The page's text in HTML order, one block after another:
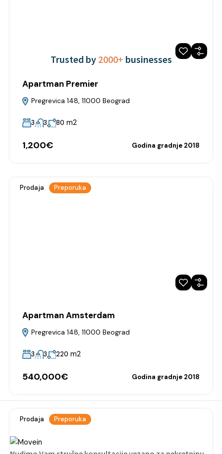
Apartman Premier
Pregrevica 148, 11000 Beograd
3 3 80 m2
1,200€ Godina gradnje 2018
Prodaja Preporuka
Apartman Amsterdam
Pregrevica 148, 11000 Beograd
3 3 220 m2
540,000€ Godina gradnje 2018
Prodaja Preporuka
Trusted by 2000+ businesses